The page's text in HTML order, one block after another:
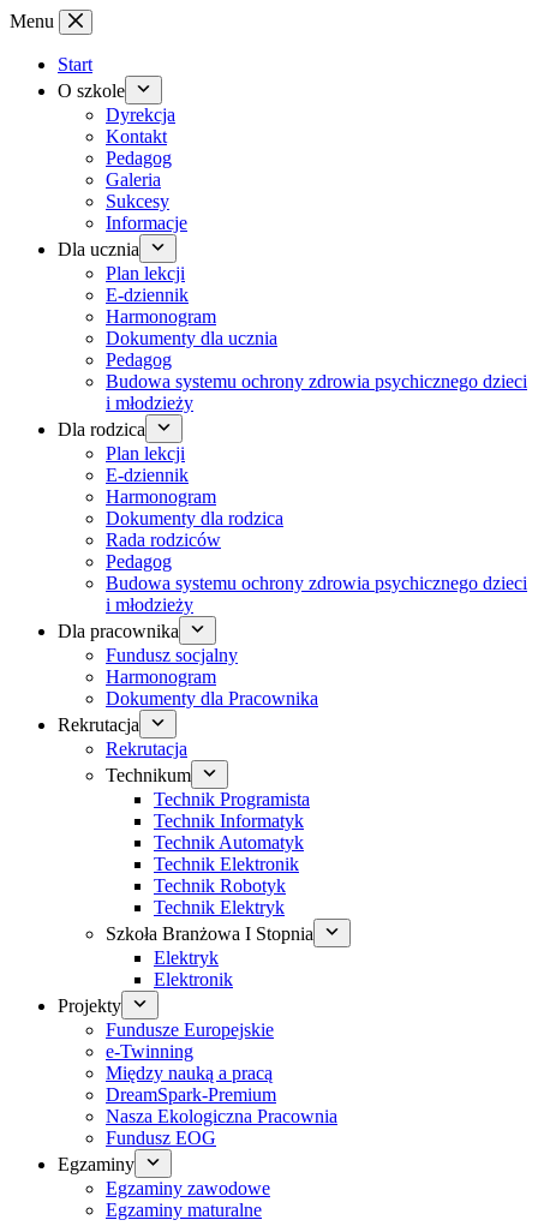
Przejdź
treści
Menu
Start
O szkole
Dyrekcja
Kontakt
Pedagog
Galeria
Sukcesy
Informacje
Dla ucznia
Plan lekcji
E-dziennik
Harmonogram
Dokumenty dla ucznia
Pedagog
Budowa systemu ochrony zdrowia psychicznego dzieci
i młodzieży
Dla rodzica
Plan lekcji
E-dziennik
Harmonogram
Dokumenty dla rodzica
Rada rodziców
Pedagog
Budowa systemu ochrony zdrowia psychicznego dzieci
i młodzieży
Dla pracownika
Fundusz socjalny
Harmonogram
Dokumenty dla Pracownika
Rekrutacja
Rekrutacja
Technikum
Technik Programista
Technik Informatyk
Technik Automatyk
Technik Elektronik
Technik Robotyk
Technik Elektryk
Szkoła Branżowa I Stopnia
Elektryk
Elektronik
Projekty
Fundusze Europejskie
e-Twinning
Między nauką a pracą
DreamSpark-Premium
Nasza Ekologiczna Pracownia
Fundusz EOG
Egzaminy
Egzaminy zawodowe
Egzaminy maturalne